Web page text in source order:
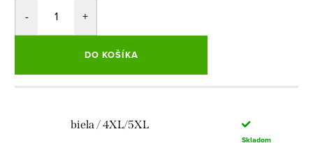
DO KOŠÍKA
biela / 4XL/5XL
Skladom